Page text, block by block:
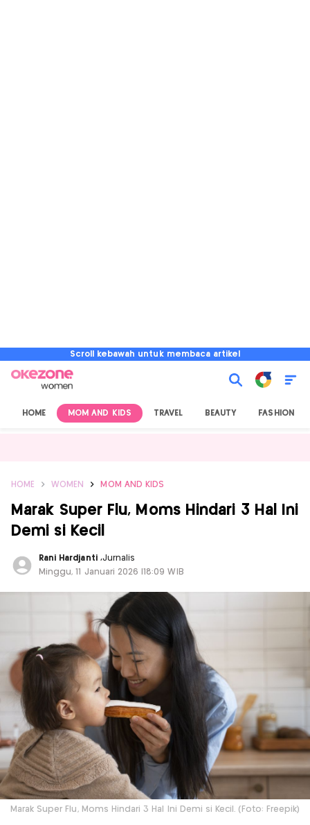
Scroll kebawah untuk membaca artikel
HOME MOM AND KIDS TRAVEL BEAUTY FASHION
HOME WOMEN MOM AND KIDS
Marak Super Flu, Moms Hindari 3 Hal Ini
Demi si Kecil
Rani Hardjanti ,Jurnalis
Minggu, 11 Januari 2026 |18:09 WIB
Marak Super Flu, Moms Hindari 3 Hal Ini Demi si Kecil. (Foto: Freepik)